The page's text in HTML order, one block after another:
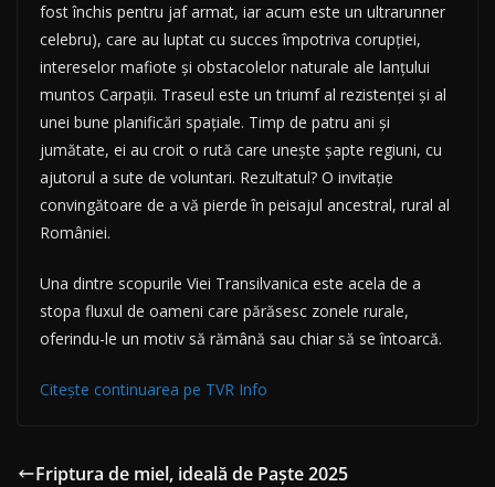
fost închis pentru jaf armat, iar acum este un ultrarunner
celebru), care au luptat cu succes împotriva corupției,
intereselor mafiote și obstacolelor naturale ale lanțului
muntos Carpații. Traseul este un triumf al rezistenței și al
unei bune planificări spațiale. Timp de patru ani și
jumătate, ei au croit o rută care unește șapte regiuni, cu
ajutorul a sute de voluntari. Rezultatul? O invitație
convingătoare de a vă pierde în peisajul ancestral, rural al
României.
Una dintre scopurile Viei Transilvanica este acela de a
stopa fluxul de oameni care părăsesc zonele rurale,
oferindu-le un motiv să rămână sau chiar să se întoarcă.
Citește continuarea pe TVR Info
Friptura de miel, ideală de Paște 2025